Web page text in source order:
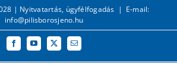
| Nyitvatartás, ügyfélfogadás | E-mail:
info@pilisborosjeno.hu
FacebookYouTube
X Email: